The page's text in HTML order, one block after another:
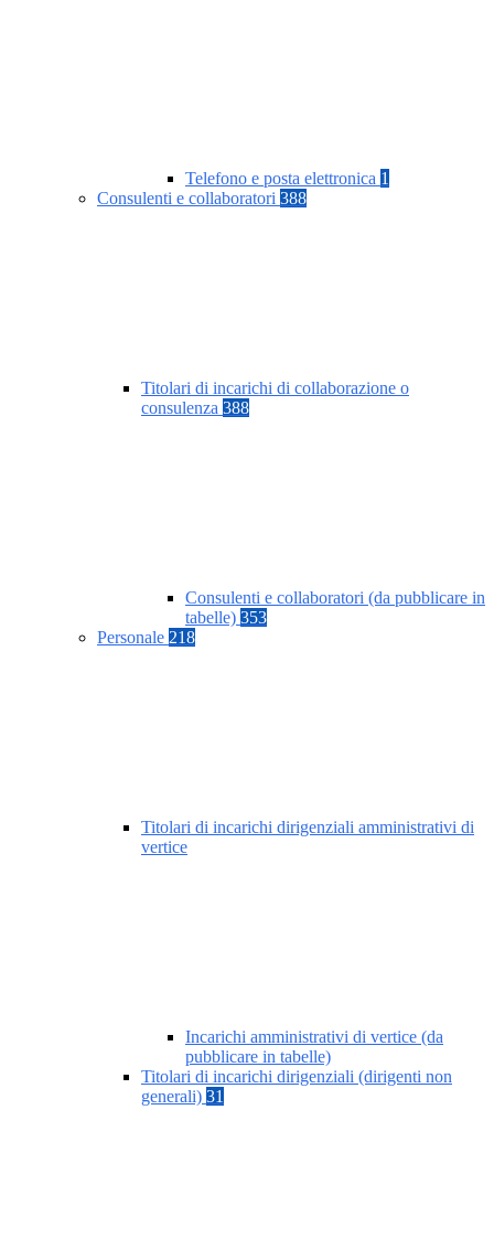
Telefono e posta elettronica 1
Consulenti e collaboratori 388
Titolari di incarichi di collaborazione o
consulenza 388
Consulenti e collaboratori (da pubblicare in
tabelle) 353
Personale 218
Titolari di incarichi dirigenziali amministrativi di
vertice
Incarichi amministrativi di vertice (da
pubblicare in tabelle)
Titolari di incarichi dirigenziali (dirigenti non
generali) 31